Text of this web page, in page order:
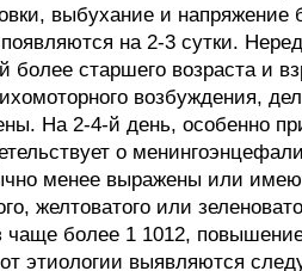
выбухание и напряжение
на 2-3 сутки.
более старшего возраста и
возбуждения,
На 2-4-й день, особенно
о
менее выражены или
желтоватого или
более 1 1012,
этиологии выявляются